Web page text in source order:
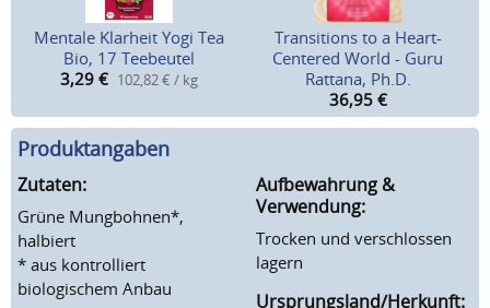
Mentale Klarheit Yogi Tea
Bio, 17 Teebeutel
3,29 € 102,82 € / kg
Transitions to a Heart-
Centered World - Guru
Rattana, Ph.D.
36,95 €
Produktangaben
Zutaten:
Grüne Mungbohnen*,
halbiert
* aus kontrolliert
biologischem Anbau
Aufbewahrung &
Verwendung:
Trocken und verschlossen
lagern
Ursprungsland/Herkunft: